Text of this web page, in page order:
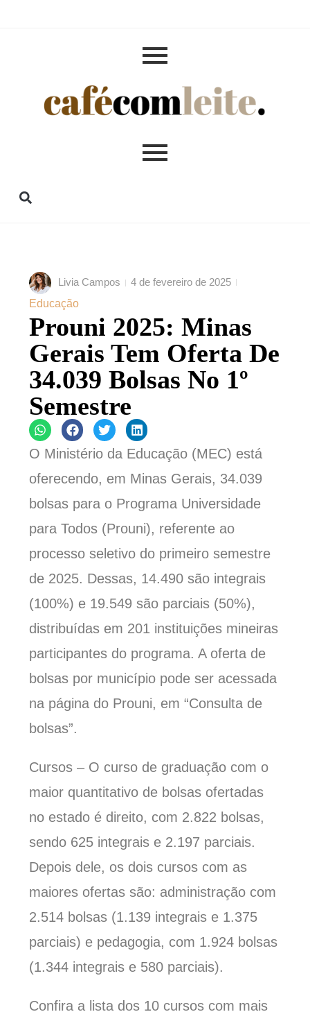
Livia Campos
4 de fevereiro de 2025
Educação
Prouni 2025: Minas
Gerais Tem Oferta De
34.039 Bolsas No 1º
Semestre
O Ministério da Educação (MEC) está
oferecendo, em Minas Gerais, 34.039
bolsas para o Programa Universidade
para Todos (Prouni), referente ao
processo seletivo do primeiro semestre
de 2025. Dessas, 14.490 são integrais
(100%) e 19.549 são parciais (50%),
distribuídas em 201 instituições mineiras
participantes do programa. A oferta de
bolsas por município pode ser acessada
na página do Prouni, em “Consulta de
bolsas”.
Cursos – O curso de graduação com o
maior quantitativo de bolsas ofertadas
no estado é direito, com 2.822 bolsas,
sendo 625 integrais e 2.197 parciais.
Depois dele, os dois cursos com as
maiores ofertas são: administração com
2.514 bolsas (1.139 integrais e 1.375
parciais) e pedagogia, com 1.924 bolsas
(1.344 integrais e 580 parciais).
Confira a lista dos 10 cursos com mais